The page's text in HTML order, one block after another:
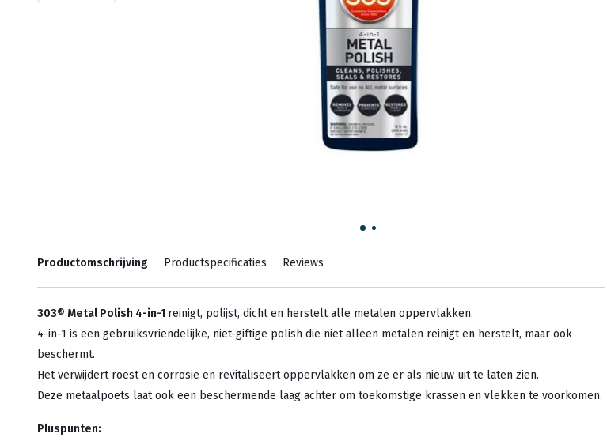
Productomschrijving Productspecificaties Reviews
303® Metal Polish 4-in-1 reinigt, polijst, dicht en herstelt alle metalen oppervlakken.
4-in-1 is een gebruiksvriendelijke, niet-giftige polish die niet alleen metalen reinigt en herstelt, maar ook
beschermt.
Het verwijdert roest en corrosie en revitaliseert oppervlakken om ze er als nieuw uit te laten zien.
Deze metaalpoets laat ook een beschermende laag achter om toekomstige krassen en vlekken te voorkomen.
Pluspunten: